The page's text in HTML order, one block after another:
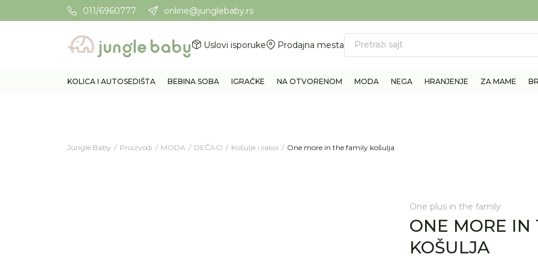
011/6960777 online@junglebaby.rsPotrebna Vam je pomoć? Pozovite 011/6960777
Uslovi isporuke Prodajna mesta Pretraži sajt
KOLICA I AUTOSEDIŠTA BEBINA SOBA IGRAČKE NA OTVORENOM MODA NEGA HRANJENJE ZA MAME
Jungle Baby Proizvodi MODA DEČACI Košulje i sakoi One more in the family košulja
One plus in the family
ONE MORE IN
KOŠULJA